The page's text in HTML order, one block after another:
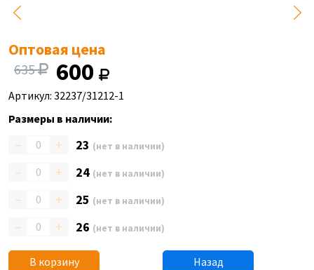
Оптовая цена
635 600
Артикул: 32237/31212-1
Размеры в наличии:
– + 23 (нет в наличии)
– + 24 (нет в наличии)
– + 25 (нет в наличии)
– + 26 (нет в наличии)
В корзину Назад